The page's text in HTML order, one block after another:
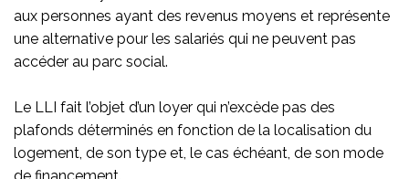
aux personnes ayant des revenus moyens et représente
une alternative pour les salariés qui ne peuvent pas
accéder au parc social.
Le LLI fait l’objet d’un loyer qui n’excède pas des
plafonds déterminés en fonction de la localisation du
logement, de son type et, le cas échéant, de son mode